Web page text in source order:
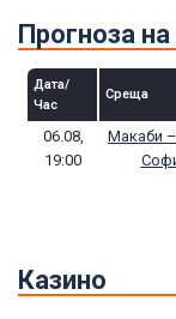
Прогноза
Дата/
Час
Среща
06.08,
19:00
Макаби
Казино